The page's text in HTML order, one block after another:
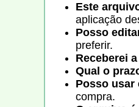
Este
aplicação
Posso
preferir.
Receberei
Qual o
Posso usar
compra.